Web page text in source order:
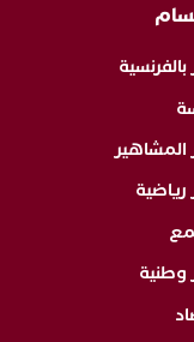
بالفرنسية
المشاهير
رياضية
وطنية